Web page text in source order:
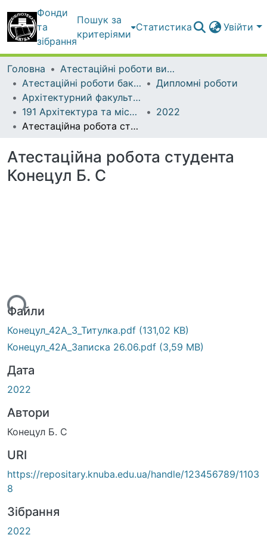
Фонди
та
зібрання
Пошук за
критеріями
Статистика Увійти
Головна
Атестаційні роботи випускників
Атестаційні роботи бакалаврів
Дипломні роботи
Архітектурний факультет
191 Архітектура та містобудування
2022
Атестаційна робота студента Конецул Б. С
Атестаційна робота студента
Конецул Б. С
Файли
Конецул_42А_З_Титулка.pdf (131,02 KB)
Конецул_42А_Записка 26.06.pdf (3,59 MB)
Дата
2022
Автори
Конецул Б. С
URI
https://repositary.knuba.edu.ua/handle/123456789/1103
8
Зібрання
2022